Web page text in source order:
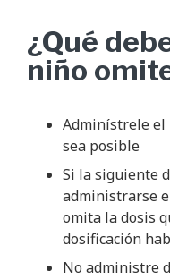
¿Qué
niño
Adminístrele el
sea posible
Si la siguiente
administrarse
omita la dosis
dosificación
No administre